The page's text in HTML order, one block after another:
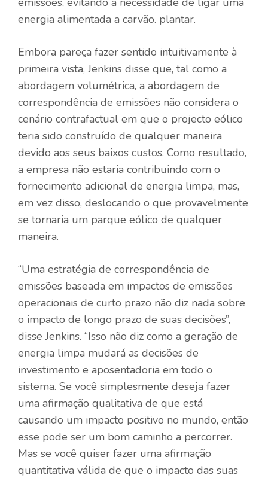
energia alimentada a carvão. plantar.
Embora pareça fazer sentido intuitivamente à
primeira vista, Jenkins disse que, tal como a
abordagem volumétrica, a abordagem de
correspondência de emissões não considera o
cenário contrafactual em que o projecto eólico
teria sido construído de qualquer maneira
devido aos seus baixos custos. Como resultado,
a empresa não estaria contribuindo com o
fornecimento adicional de energia limpa, mas,
em vez disso, deslocando o que provavelmente
se tornaria um parque eólico de qualquer
maneira.
“Uma estratégia de correspondência de
emissões baseada em impactos de emissões
operacionais de curto prazo não diz nada sobre
o impacto de longo prazo de suas decisões”,
disse Jenkins. “Isso não diz como a geração de
energia limpa mudará as decisões de
investimento e aposentadoria em todo o
sistema. Se você simplesmente deseja fazer
uma afirmação qualitativa de que está
causando um impacto positivo no mundo, então
esse pode ser um bom caminho a percorrer.
Mas se você quiser fazer uma afirmação
quantitativa válida de que o impacto das suas